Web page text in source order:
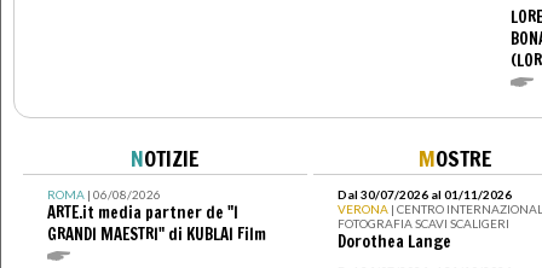
NOTIZIE
ROMA| 06/08/2026
ARTE.it media partner de "I
GRANDI MAESTRI" di KUBLAI Film
MOSTRE
Dal 30/07/2026 al 01/11/2026
VERONA | CENTRO
FOTOGRAFIA SCAVI SCALIGERI
Dorothea Lange